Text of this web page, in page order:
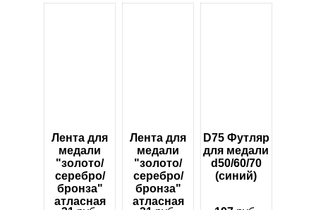
Лента для
медали
"золото/
серебро/
бронза"
атласная
Лента для
медали
"золото/
серебро/
бронза"
атласная
D75 Футляр
для медали
d50/60/70
(синий)